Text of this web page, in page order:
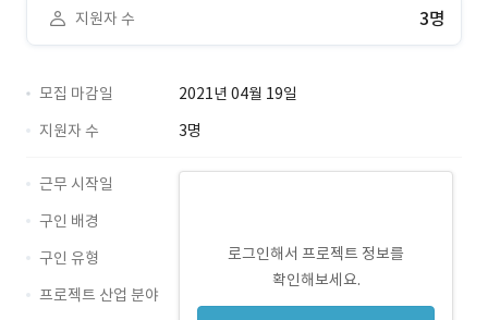
지원자 수 3명
모집 마감일
2021년 04월 19일
지원자 수
3명
로그인해서 프로젝트 정보를
확인해보세요.
근무 시작일
구인 배경
구인 유형
프로젝트 산업 분야